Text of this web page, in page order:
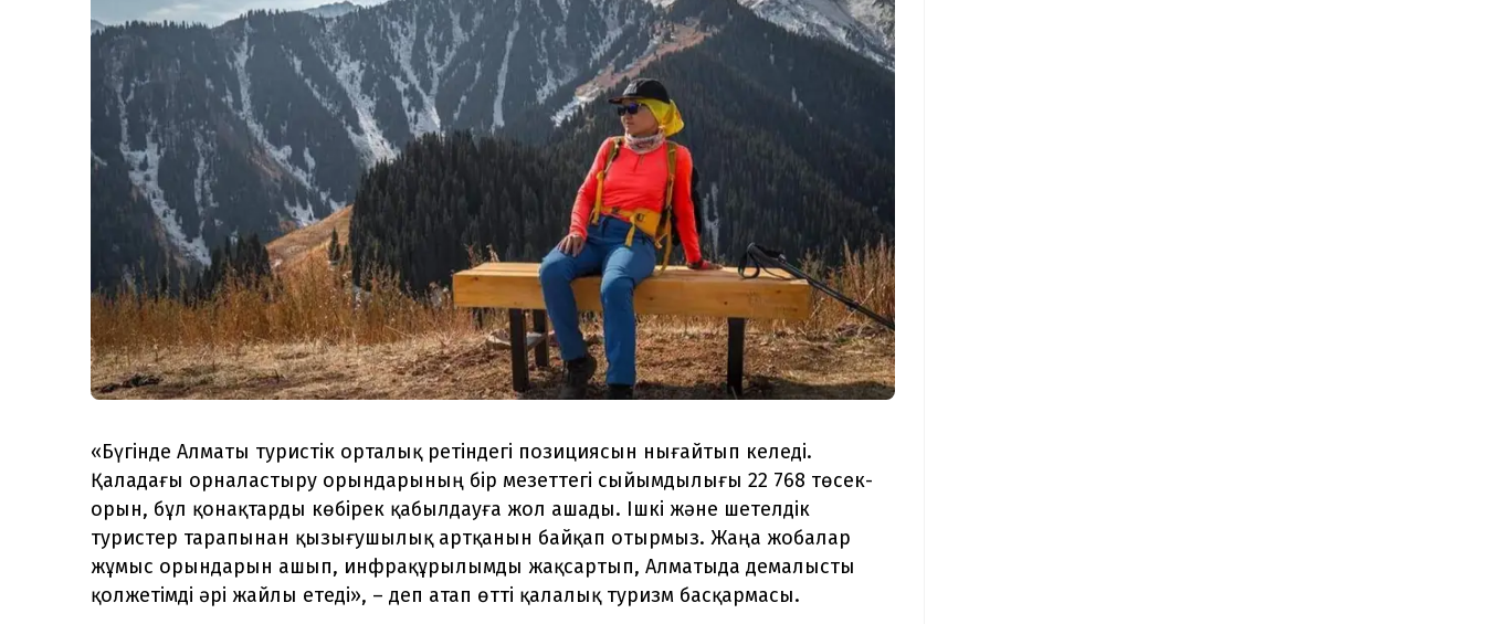
«Бүгінде Алматы туристік орталық ретіндегі позициясын нығайтып келеді.
Қаладағы орналастыру орындарының бір мезеттегі сыйымдылығы 22 768 төсек-
орын, бұл қонақтарды көбірек қабылдауға жол ашады. Ішкі және шетелдік
туристер тарапынан қызығушылық артқанын байқап отырмыз. Жаңа жобалар
жұмыс орындарын ашып, инфрақұрылымды жақсартып, Алматыда демалысты
қолжетімді әрі жайлы етеді», – деп атап өтті қалалық туризм басқармасы.